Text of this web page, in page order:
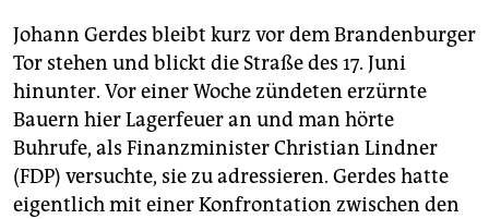
Johann Gerdes bleibt kurz vor dem Brandenburger
Tor stehen und blickt die Straße des 17. Juni
hinunter. Vor einer Woche zündeten erzürnte
Bauern hier Lagerfeuer an und man hörte
Buhrufe, als Finanzminister Christian Lindner
(FDP) versuchte, sie zu adressieren. Gerdes hatte
eigentlich mit einer Konfrontation zwischen den